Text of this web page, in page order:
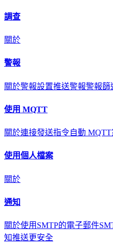
調查
關於
警報
關於警報設置推送警報警報篩
使用 MQTT
關於連接發送指令自動 MQTT
使用個人檔案
關於
通知
關於使用SMTP的電子郵件
知推送更安全